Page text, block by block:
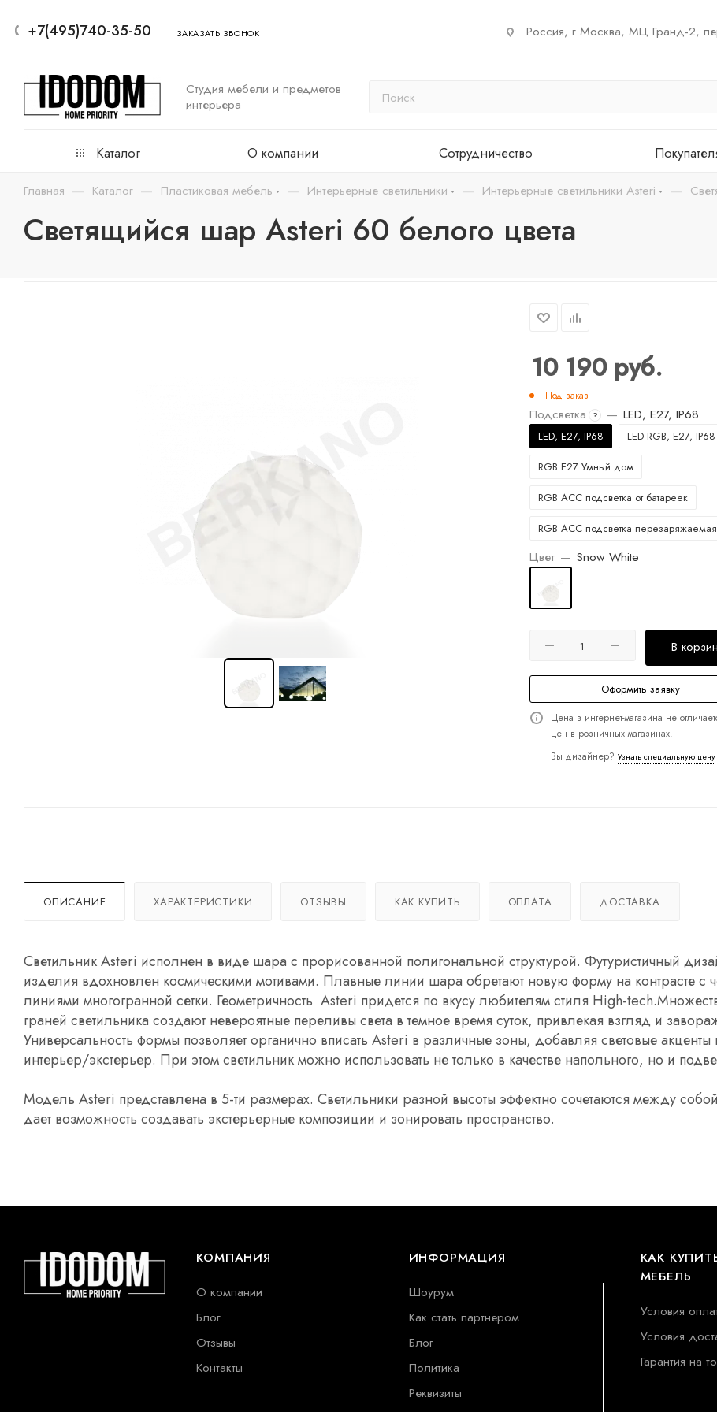
+7(495)740-35-50 ЗАКАЗАТЬ ЗВОНОК Россия, г.Москва, МЦ Гранд-2,
Студия мебели и предметов
интерьера
Каталог О компании Сотрудничество
Главная — Каталог — Пластиковая мебель — Интерьерные светильники — Интерьерные светильники Asteri —
Светящийся шар Asteri 60 белого цвета
10 190руб.
Под заказ
Подсветка ? — LED, E27, IP68
LED, E27, IP68 LED RGB, E27, IP68
RGB E27 Умный дом
RGB ACC подсветка от батареек
RGB ACC подсветка перезаряжаемая
Цвет — Snow White
В
Оформить заявку
Цена в интернет-магазина не
цен в розничных магазинах.
Вы дизайнер? Узнать специальную цену
ОПИСАНИЕ ХАРАКТЕРИСТИКИ ОТЗЫВЫ КАК КУПИТЬ ОПЛАТА ДОСТАВКА
Светильник Asteri исполнен в виде шара с прорисованной полигональной структурой. Футуристичный
изделия вдохновлен космическими мотивами. Плавные линии шара обретают новую форму на контрасте с
линиями многогранной сетки. Геометричность Asteri придется по вкусу любителям стиля High-
граней светильника создают невероятные переливы света в темное время суток, привлекая взгляд и
Универсальность формы позволяет органично вписать Asteri в различные зоны, добавляя световые акценты
интерьер/экстерьер. При этом светильник можно использовать не только в качестве напольного, но и
Модель Asteri представлена в 5-ти размерах. Светильники разной высоты эффектно сочетаются между
дает возможность создавать экстерьерные композиции и зонировать пространство.
КОМПАНИЯ
О компании
Блог
Отзывы
Контакты
ИНФОРМАЦИЯ
Шоурум
Как стать партнером
Блог
Политика
Реквизиты
КАК
МЕБЕЛЬ
Условия
Условия
Гарантия на